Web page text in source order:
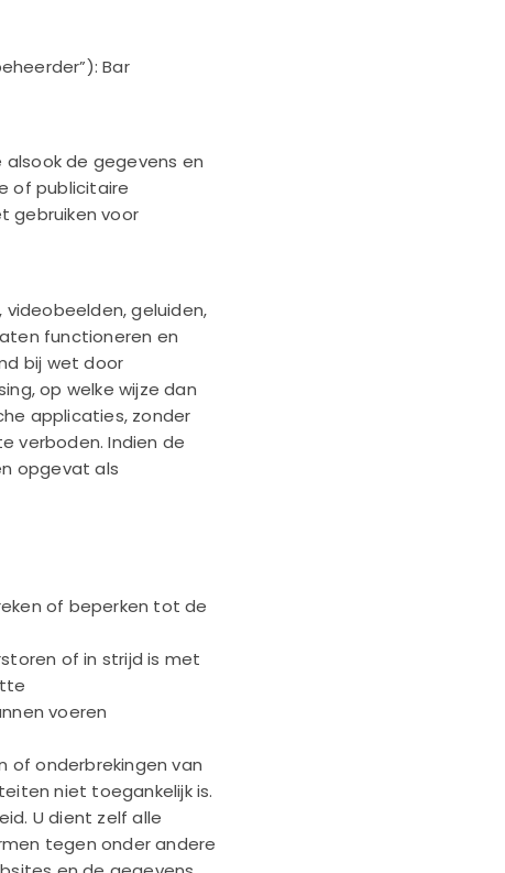
Bar
de gegevens en
of publicitaire
gebruiken voor
geluiden,
functioneren en
bij wet door
op welke wijze dan
applicaties, zonder
verboden. Indien de
opgevat als
of beperken tot de
of in strijd is met
voeren
of onderbrekingen van
niet toegankelijk is.
U dient zelf alle
tegen onder andere